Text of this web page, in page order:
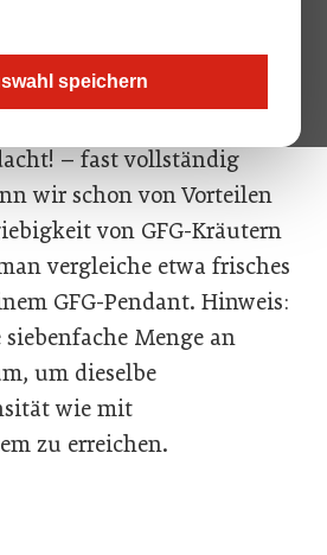
speichern
und ist damit
Aber nicht nur das:
– fast vollständig
wir schon von Vorteilen
von GFG-Kräutern
vergleiche etwa frisches
GFG-Pendant. Hinweis:
Menge an
um dieselbe
wie mit
zu erreichen.